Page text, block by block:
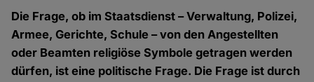
Die Frage, ob im Staatsdienst – Verwaltung, Polizei,
Armee, Gerichte, Schule – von den Angestellten
oder Beamten religiöse Symbole getragen werden
dürfen, ist eine politische Frage. Die Frage ist durch